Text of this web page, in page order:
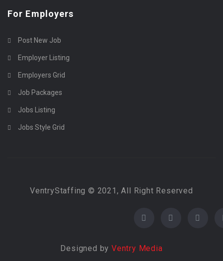
For Employers
Post New Job
Employer Listing
Employers Grid
Job Packages
Jobs Listing
Jobs Style Grid
VentryStaffing © 2021, All Right Reserved
Designed by Ventry Media